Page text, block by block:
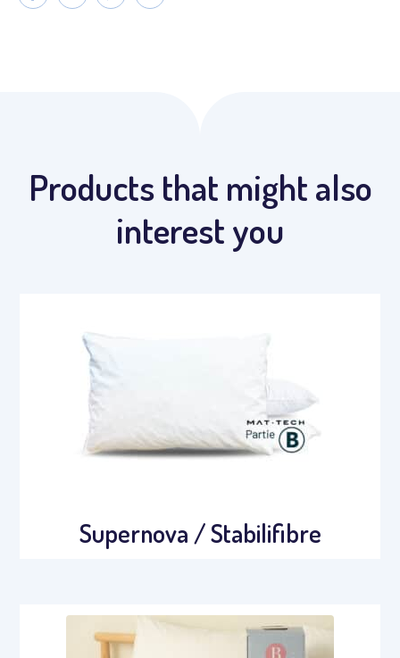
Products that might also
interest you
Supernova / Stabilifibre